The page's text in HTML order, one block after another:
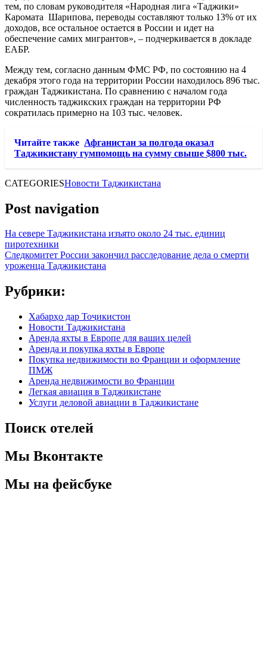
тем, по словам руководителя «Народная лига «Таджики»
Каромата Шарипова, переводы составляют только 13% от их
доходов, все остальное остается в России и идет на
обеспечение самих мигрантов», – подчеркивается в докладе
ЕАБР.
Между тем, согласно данным ФМС РФ, по состоянию на 4
декабря этого года на территории России находилось 896 тыс.
граждан Таджикистана. По сравнению с началом года
численность таджикских граждан на территории РФ
сократилась примерно на 103 тыс. человек.
Читайте также Афганистан за полгода оказал
Таджикистану гумпомощь на сумму свыше $800 тыс.
CATEGORIESНовости Таджикистана
Post navigation
На севере Таджикистана изъято около 24 тыс. единиц
пиротехники
Следкомитет России закончил расследование дела о смерти
уроженца Таджикистана
Рубрики:
Хабарҳо дар Тоҷикистон
Новости Таджикистана
Аренда яхты в Европе для ваших целей
Аренда и покупка яхты в Европе
Покупка недвижимости во Франции и оформление
ПМЖ
Аренда недвижимости во Франции
Легкая авиация в Таджикистане
Услуги деловой авиации в Таджикистане
Поиск отелей
Мы Вконтакте
Мы на фейсбуке